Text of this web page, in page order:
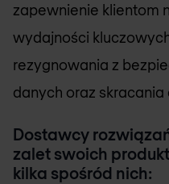
zapewnienie klientom
wydajności
rezygnowania z
danych oraz
Dostawcy
zalet swoich
kilka spośród nich: